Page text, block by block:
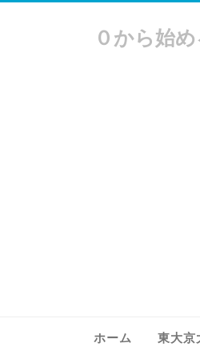
０から始
ホーム 東大京